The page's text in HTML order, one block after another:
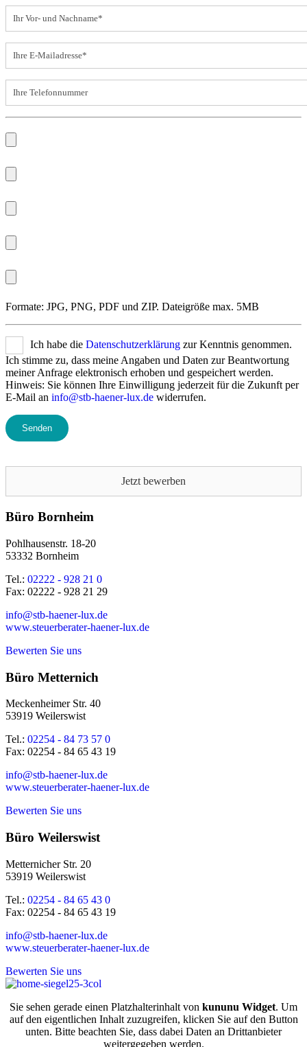
Formate: JPG, PNG, PDF und ZIP. Dateigröße max. 5MB
Ich habe die Datenschutzerklärung zur Kenntnis genommen.
Ich stimme zu, dass meine Angaben und Daten zur Beantwortung
meiner Anfrage elektronisch erhoben und gespeichert werden.
Hinweis: Sie können Ihre Einwilligung jederzeit für die Zukunft per
E-Mail an info@stb-haener-lux.de widerrufen.
Bitte lasse dieses Feld leer.
Jetzt bewerben
Büro Bornheim
Pohlhausenstr. 18-20
53332 Bornheim
Tel.: 02222 - 928 21 0
Fax: 02222 - 928 21 29
info@stb-haener-lux.de
www.steuerberater-haener-lux.de
Bewerten Sie uns
Büro Metternich
Meckenheimer Str. 40
53919 Weilerswist
Tel.: 02254 - 84 73 57 0
Fax: 02254 - 84 65 43 19
info@stb-haener-lux.de
www.steuerberater-haener-lux.de
Bewerten Sie uns
Büro Weilerswist
Metternicher Str. 20
53919 Weilerswist
Tel.: 02254 - 84 65 43 0
Fax: 02254 - 84 65 43 19
info@stb-haener-lux.de
www.steuerberater-haener-lux.de
Bewerten Sie uns
Sie sehen gerade einen Platzhalterinhalt von kununu Widget. Um
auf den eigentlichen Inhalt zuzugreifen, klicken Sie auf den Button
unten. Bitte beachten Sie, dass dabei Daten an Drittanbieter
weitergegeben werden.